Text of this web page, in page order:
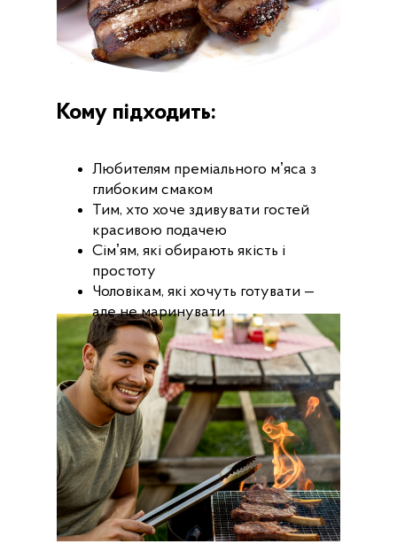
Кому підходить:
Любителям преміального мʼяса з
глибоким смаком
Тим, хто хоче здивувати гостей
красивою подачею
Сімʼям, які обирають якість і
простоту
Чоловікам, які хочуть готувати —
але не маринувати